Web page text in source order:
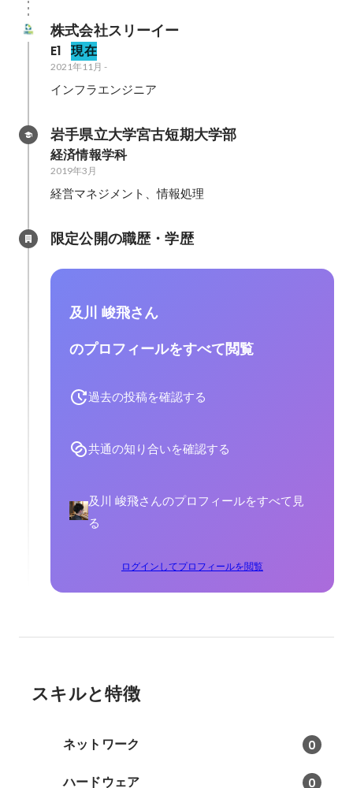
株式会社スリーイー
E1 現在
2021年11月 -
インフラエンジニア
岩手県立大学宮古短期大学部
経済情報学科
2019年3月
経営マネジメント、情報処理
限定公開の職歴・学歴
及川 峻飛さん
のプロフィールをすべて閲覧
過去の投稿を確認する
共通の知り合いを確認する
及川 峻飛さんのプロフィールをすべて見
る
ログインしてプロフィールを閲覧
スキルと特徴
ネットワーク 0
ハードウェア 0